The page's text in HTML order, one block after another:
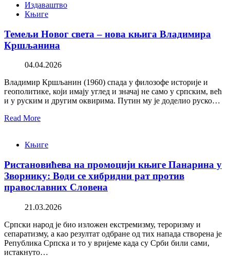
Издаваштво
Књиге
Темељи Новог света – нова књига Владимира
Кршљанина
04.04.2026
Владимир Кршљанин (1960) спада у филозофе историје и
геополитике, који имају углед и значај не само у српским, већ
и у руским и другим оквирима. Путин му је доделио руско…
Read More
Књиге
Ристановићева на промоцији књиге Панарина у
Зворнику: Води се хибридни рат против
православних Словена
21.03.2026
Српски народ је био изложен екстремизму, тероризму и
сепаратизму, а као резултат одбране од тих напада створена је
Република Српска и то у вријеме када су Срби били сами,
истакнуто…